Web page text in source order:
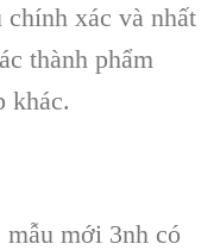
chính xác và nhất
thành phẩm
khác.
mới 3nh có